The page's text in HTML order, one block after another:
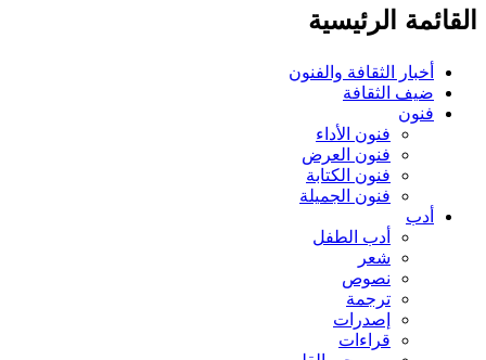
الرئيسية
أخبار الثقافة والفنون
ضيف الثقافة
فنون
فنون الأداء
فنون العرض
فنون الكتابة
فنون الجميلة
أدب
أدب الطفل
شعر
نصوص
ترجمة
إصدرات
قراءات